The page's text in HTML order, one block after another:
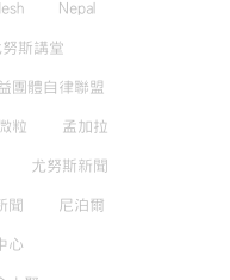
Nepal
斯講堂
團體自律聯盟
粒 孟加拉
尤努斯新聞
聞 尼泊爾
心